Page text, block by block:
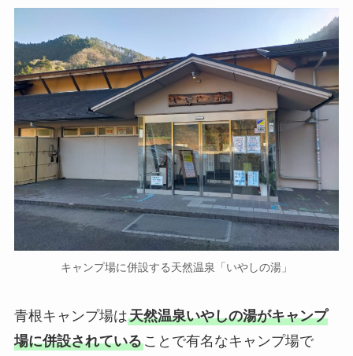
キャンプ場に併設する天然温泉「いやしの湯」
青根キャンプ場は天然温泉いやしの湯がキャンプ
場に併設されていることで有名なキャンプ場で